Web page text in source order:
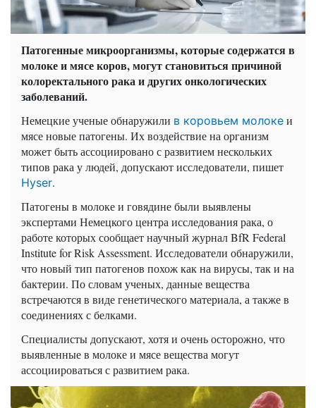
Патогенные микроорганизмы, которые содержатся в
молоке и мясе коров, могут становиться причиной
колоректального рака и других онкологических
заболеваний.
Немецкие ученые обнаружили в коровьем молоке и
мясе новые патогены. Их воздействие на организм
может быть ассоциировано с развитием нескольких
типов рака у людей, допускают исследователи, пишет
Hyser.
Патогены в молоке и говядине были выявлены
экспертами Немецкого центра исследования рака, о
работе которых сообщает научный журнал BfR Federal
Institute for Risk Assessment. Исследователи обнаружили,
что новый тип патогенов похож как на вирусы, так и на
бактерии. По словам ученых, данные вещества
встречаются в виде генетического материала, а также в
соединениях с белками.
Специалисты допускают, хотя и очень осторожно, что
выявленные в молоке и мясе вещества могут
ассоциироваться с развитием рака.